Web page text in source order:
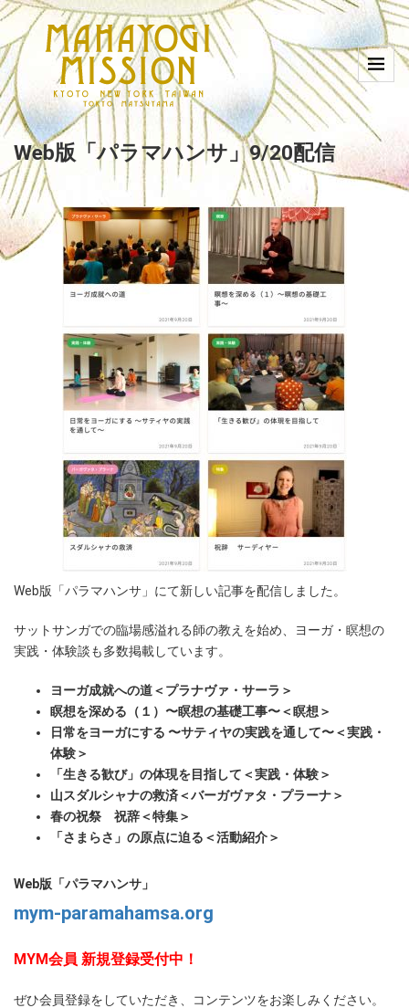
Web版「パラマハンサ」9/20配信
Web版「パラマハンサ」にて新しい記事を配信しました。
サットサンガでの臨場感溢れる師の教えを始め、ヨーガ・瞑想の
実践・体験談も多数掲載しています。
ヨーガ成就への道＜プラナヴァ・サーラ＞
瞑想を深める（１）〜瞑想の基礎工事〜＜瞑想＞
日常をヨーガにする 〜サティヤの実践を通して〜＜実践・
体験＞
「生きる歓び」の体現を目指して＜実践・体験＞
山スダルシャナの救済＜バーガヴァタ・プラーナ＞
春の祝祭 祝辞＜特集＞
「さまらさ」の原点に迫る＜活動紹介＞
Web版「パラマハンサ」
mym-paramahamsa.org
MYM会員 新規登録受付中！
ぜひ会員登録をしていただき、コンテンツをお楽しみください。